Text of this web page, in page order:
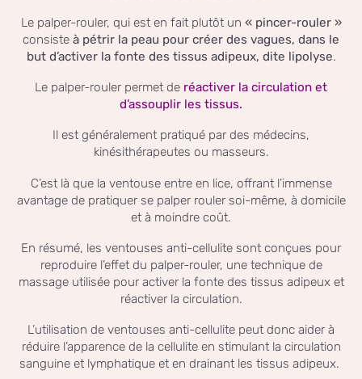
Le palper-rouler, qui est en fait plutôt un « pincer-rouler »
consiste à pétrir la peau pour créer des vagues, dans le
but d’activer la fonte des tissus adipeux, dite lipolyse.
Le palper-rouler permet de réactiver la circulation et
d’assouplir les tissus.
Il est généralement pratiqué par des médecins,
kinésithérapeutes ou masseurs.
C’est là que la ventouse entre en lice, offrant l’immense
avantage de pratiquer se palper rouler soi-même, à domicile
et à moindre coût.
En résumé, les ventouses anti-cellulite sont conçues pour
reproduire l’effet du palper-rouler, une technique de
massage utilisée pour activer la fonte des tissus adipeux et
réactiver la circulation.
L’utilisation de ventouses anti-cellulite peut donc aider à
réduire l’apparence de la cellulite en stimulant la circulation
sanguine et lymphatique et en drainant les tissus adipeux.